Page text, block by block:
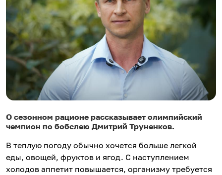
О сезонном рационе рассказывает олимпийский
чемпион по бобслею Дмитрий Труненков.
В теплую погоду обычно хочется больше легкой
еды, овощей, фруктов и ягод. С наступлением
холодов аппетит повышается, организму требуется